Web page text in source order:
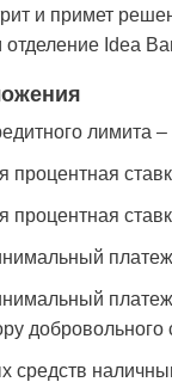
и примет
Idea
лимита
процентная
процентная
платеж
платеж
средств